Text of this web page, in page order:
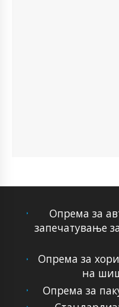
Опрема за
запечатување
Опрема за
на
Опрема за